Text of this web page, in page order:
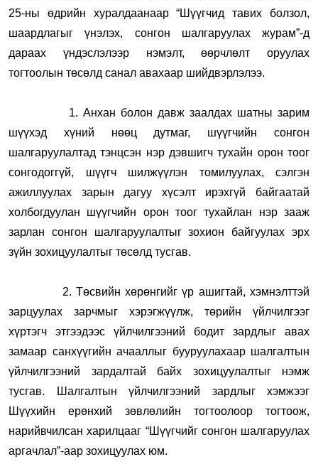
25-ны өдрийн хуралдаанаар “Шүүгчид тавих болзол,
шаардлагыг үнэлэх, сонгон шалгаруулах журам”-д
дараах үндэслэлээр нэмэлт, өөрчлөлт оруулах
тогтоолын төсөлд санал авахаар шийдвэрлэлээ.
1. Анхан болон давж заалдах шатны зарим
шүүхэд хүний нөөц дутмаг, шүүгчийн сонгон
шалгаруулалтад тэнцсэн нэр дэвшигч тухайн орон тоог
сонгодоггүй, шүүгч шилжүүлэн томилуулах, сэлгэн
ажиллуулах зарын дагуу хүсэлт ирэхгүй байгаатай
холбогдуулан шүүгчийн орон тоог тухайлан нэр зааж
зарлан сонгон шалгаруулалтыг зохион байгуулах эрх
зүйн зохицуулалтыг төсөлд тусгав.
2. Төсвийн хөрөнгийг үр ашигтай, хэмнэлттэй
зарцуулах зарчмыг хэрэгжүүлж, төрийн үйлчилгээг
хүртэгч этгээдээс үйлчилгээний бодит зардлыг авах
замаар санхүүгийн ачааллыг бууруулахаар шалгалтын
үйлчилгээний зардалтай байх зохицуулалтыг нэмж
тусгав. Шалгалтын үйлчилгээний зардлыг хэмжээг
Шүүхийн ерөнхий зөвлөлийн тогтоолоор тогтоож,
нарийвчилсан харилцааг “Шүүгчийг сонгон шалгаруулах
аргачлал”-аар зохицуулах юм.